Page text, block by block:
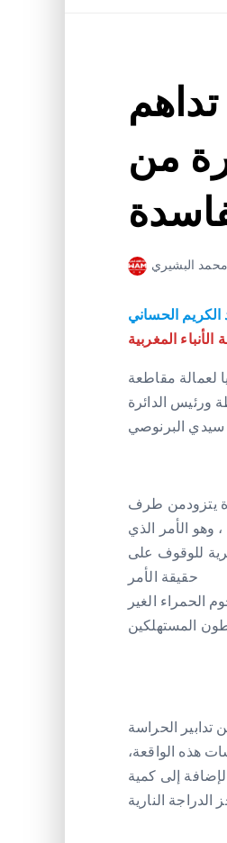
من
محمد البشيري
الكريم الحساني
الأنباء المغربية
لعمالة مقاطعة
السلطة ورئيس الدائرة
سيدي البرنوصي
يتزودمن طرف
وهو الأمر الذي
للوقوف على
حقيقة الأمر
الحمراء الغير
المستهلكين
تدابير الحراسة
هذه الواقعة،
إلى كمية